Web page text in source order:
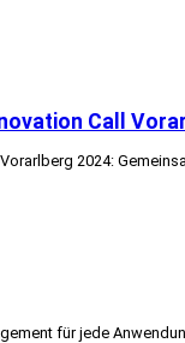
Call
2024:
für jede